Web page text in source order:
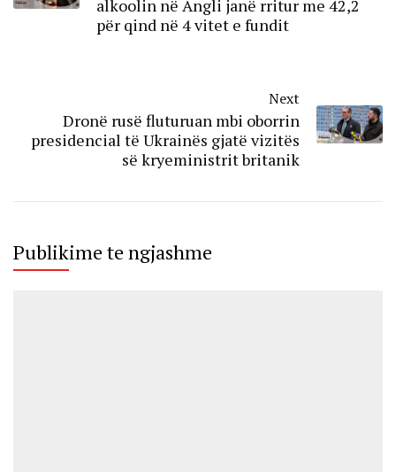
alkoolin në Angli janë rritur me 42,2
për qind në 4 vitet e fundit
Next
Dronë rusë fluturuan mbi oborrin
presidencial të Ukrainës gjatë vizitës
së kryeministrit britanik
Publikime te ngjashme